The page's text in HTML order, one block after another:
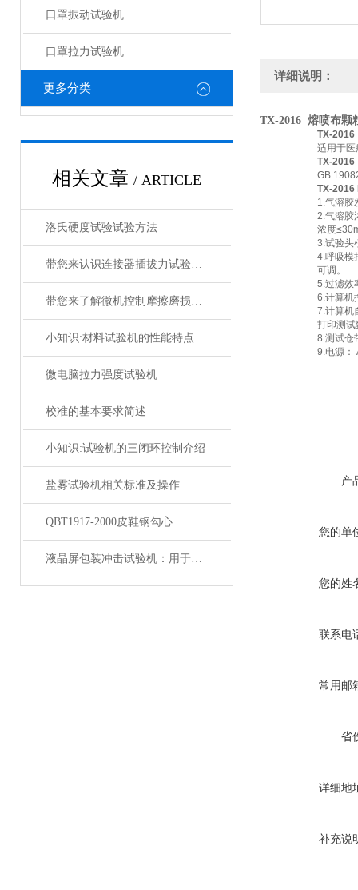
口罩振动试验机
口罩拉力试验机
更多分类
相关文章 / ARTICLE
洛氏硬度试验试验方法
带您来认识连接器插拔力试验机相关知识
带您来了解微机控制摩擦磨损试验机
小知识:材料试验机的性能特点分析
微电脑拉力强度试验机
校准的基本要求简述
小知识:试验机的三闭环控制介绍
盐雾试验机相关标准及操作
QBT1917-2000皮鞋钢勾心
液晶屏包装冲击试验机：用于检测液晶屏包装件抗冲击性能的设备
详细说明：
TX-2016 熔喷布颗
TX-
适用于
TX-
GB
TX-2016
1.气溶胶
2.气溶胶
浓度
3.试验头
4.呼吸模
可调。
5.过滤效
6.计算机
7.计算机
打印测试
8.测试仓
9.电源：
产
您的单
您的姓
联系电
常用邮
省
详细地
补充说